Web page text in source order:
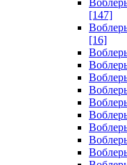
[147]
[16]